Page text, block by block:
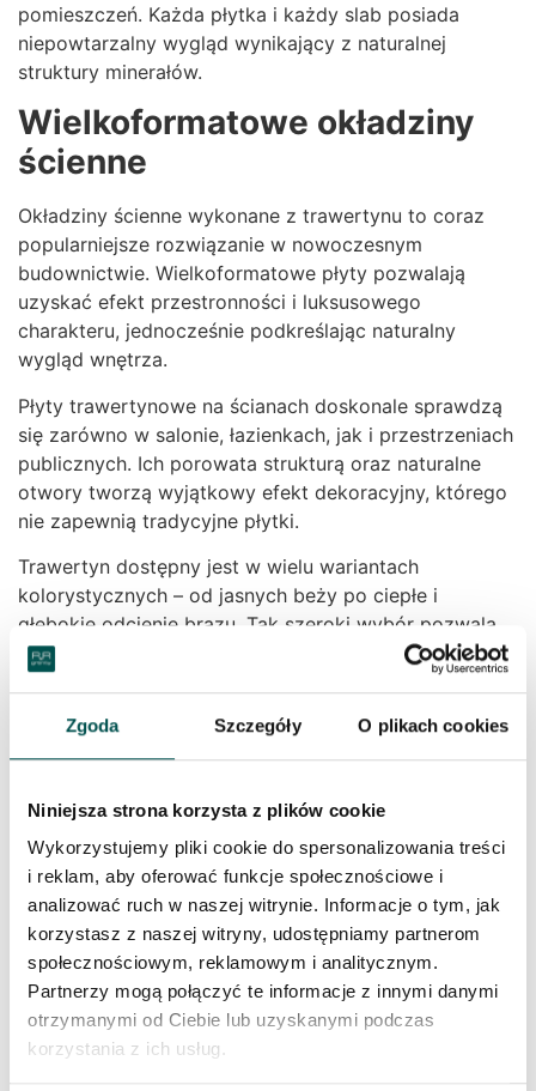
Zgoda Szczegóły O plikach cookies
Niniejsza strona korzysta z plików cookie
Wykorzystujemy pliki cookie do spersonalizowania treści
i reklam, aby oferować funkcje społecznościowe i
analizować ruch w naszej witrynie. Informacje o tym, jak
korzystasz z naszej witryny, udostępniamy partnerom
społecznościowym, reklamowym i analitycznym.
Partnerzy mogą połączyć te informacje z innymi danymi
otrzymanymi od Ciebie lub uzyskanymi podczas
korzystania z ich usług.
pomieszczeń. Każda płytka i każdy slab posiada
niepowtarzalny wygląd wynikający z naturalnej
struktury minerałów.
Wielkoformatowe okładziny
ścienne
Okładziny ścienne wykonane z trawertynu to coraz
popularniejsze rozwiązanie w nowoczesnym
budownictwie. Wielkoformatowe płyty pozwalają
uzyskać efekt przestronności i luksusowego
charakteru, jednocześnie podkreślając naturalny
wygląd wnętrza.
Płyty trawertynowe na ścianach doskonale sprawdzą
się zarówno w salonie, łazienkach, jak i przestrzeniach
publicznych. Ich porowata strukturą oraz naturalne
otwory tworzą wyjątkowy efekt dekoracyjny, którego
nie zapewnią tradycyjne płytki.
Trawertyn dostępny jest w wielu wariantach
kolorystycznych – od jasnych beży po ciepłe i
głębokie odcienie brązu. Tak szeroki wybór pozwala
dopasować materiał do niemal każdej aranżacji
Schody i parapety z
trawertynu
Trawertyn wykorzystywany na schody oraz parapety
to połączenie elegancji, trwałości i funkcjonalności.
Dzięki wysokiej odporności na uszkodzenia
mechaniczne oraz ścieranie, materiał ten sprawdza się
w miejscach narażonych na intensywne użytkowanie.
Schody z naturalnego kamienia prezentują się
niezwykle estetycznie i nadają przestrzeni
wyjątkowego charakteru. Z kolei parapety wykonane z